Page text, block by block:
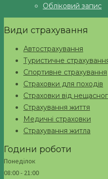
Обліковий запис
Види страхування
Автострахування
Туристичне
Спортивне страхування
Страховки для походів
Страховки від
Страхування життя
Медичні страховки
Страхування житла
Години роботи
Понеділок
08:00 - 21:00